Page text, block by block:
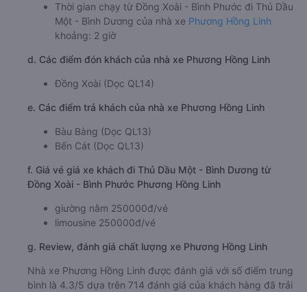
Thời gian chạy từ Đồng Xoài - Bình Phước đi Thủ Dầu
Một - Bình Dương của nhà xe Phương Hồng Linh
khoảng: 2 giờ
d. Các điểm đón khách của nhà xe Phương Hồng Linh
Đồng Xoài (Dọc QL14)
e. Các điểm trả khách của nhà xe Phương Hồng Linh
Bàu Bàng (Dọc QL13)
Bến Cát (Dọc QL13)
f. Giá vé giá xe khách đi Thủ Dầu Một - Bình Dương từ
Đồng Xoài - Bình Phước Phương Hồng Linh
giường nằm 250000đ/vé
limousine 250000đ/vé
g. Review, đánh giá chất lượng xe Phương Hồng Linh
Nhà xe Phương Hồng Linh được đánh giá với số điểm trung
bình là 4.3/5 dựa trên 714 đánh giá của khách hàng đã trải